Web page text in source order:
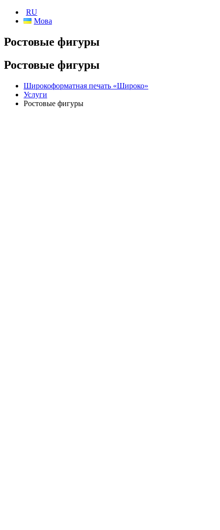
RU
Мова
Ростовые фигуры
Ростовые фигуры
Широкоформатная печать «Широко»
Услуги
Ростовые фигуры